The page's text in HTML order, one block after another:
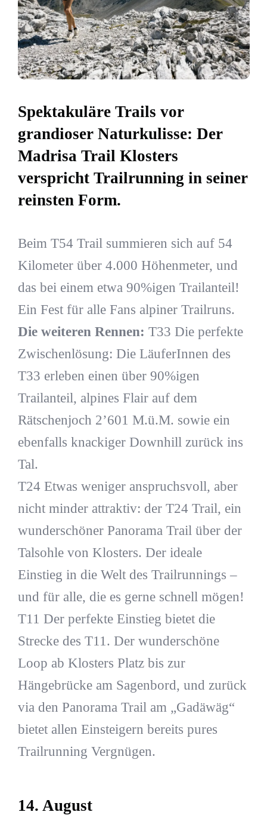
Spektakuläre Trails vor
grandioser Naturkulisse: Der
Madrisa Trail Klosters
verspricht Trailrunning in seiner
reinsten Form.
Beim T54 Trail summieren sich auf 54
Kilometer über 4.000 Höhenmeter, und
das bei einem etwa 90%igen Trailanteil!
Ein Fest für alle Fans alpiner Trailruns.
Die weiteren Rennen: T33 Die perfekte
Zwischenlösung: Die LäuferInnen des
T33 erleben einen über 90%igen
Trailanteil, alpines Flair auf dem
Rätschenjoch 2’601 M.ü.M. sowie ein
ebenfalls knackiger Downhill zurück ins
Tal.
T24 Etwas weniger anspruchsvoll, aber
nicht minder attraktiv: der T24 Trail, ein
wunderschöner Panorama Trail über der
Talsohle von Klosters. Der ideale
Einstieg in die Welt des Trailrunnings –
und für alle, die es gerne schnell mögen!
T11 Der perfekte Einstieg bietet die
Strecke des T11. Der wunderschöne
Loop ab Klosters Platz bis zur
Hängebrücke am Sagenbord, und zurück
via den Panorama Trail am „Gadäwäg“
bietet allen Einsteigern bereits pures
Trailrunning Vergnügen.
14. August